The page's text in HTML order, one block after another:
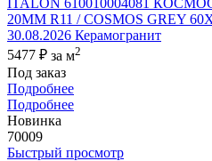
ITALON 610010004081
20MM R11 / COSMOS GREY
30.08.2026 Керамогранит
5477 ₽ за м2
Под заказ
Подробнее
Подробнее
Новинка
70009
Быстрый просмотр